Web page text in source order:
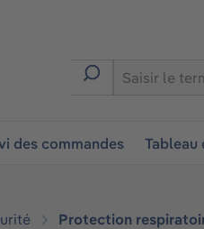
des commandes Tableau
Protection